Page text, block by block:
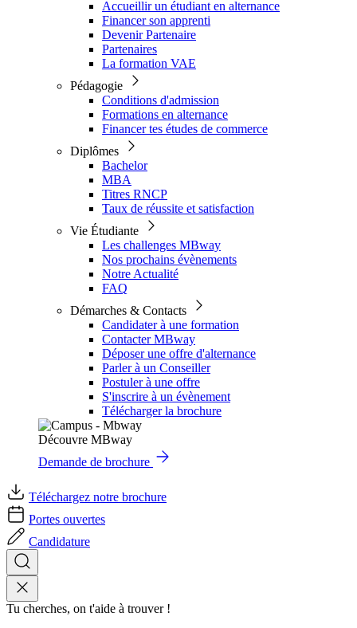
Accueillir un étudiant en alternance
Financer son apprenti
Devenir Partenaire
Partenaires
La formation VAE
Pédagogie
Conditions d'admission
Formations en alternance
Financer tes études de commerce
Diplômes
Bachelor
MBA
Titres RNCP
Taux de réussite et satisfaction
Vie Étudiante
Les challenges MBway
Nos prochains évènements
Notre Actualité
FAQ
Démarches & Contacts
Candidater à une formation
Contacter MBway
Déposer une offre d'alternance
Parler à un Conseiller
Postuler à une offre
S'inscrire à un évènement
Télécharger la brochure
Découvre MBway
Demande de brochure
Téléchargez notre brochure
Portes ouvertes
Candidature
Tu cherches, on t'aide à trouver !